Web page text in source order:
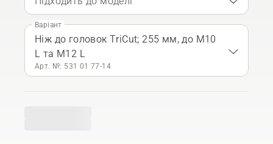
Варіант
Ніж до головок TriCut; 255 мм, до M10
L та M12 L
Арт. №: 531 01 77‑14